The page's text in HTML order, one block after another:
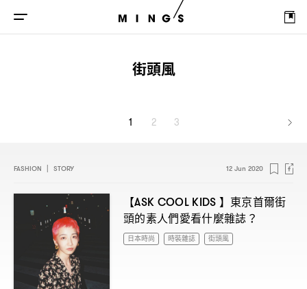
街頭風
1 2 3
FASHION STORY 12 Jun 2020
【ASK COOL KIDS 】東京首爾街
頭的素人們愛看什麼雜誌 ？
日本時尚 時裝雜誌 街頭風